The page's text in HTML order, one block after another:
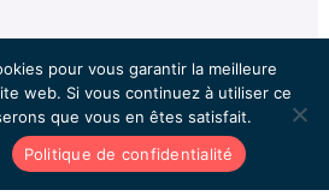
pour vous garantir la meilleure
web. Si vous continuez à utiliser ce
que vous en êtes satisfait.
Politique de confidentialité